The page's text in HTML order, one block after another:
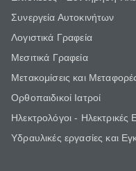
Συνεργεία Αυτοκινήτων
Λογιστικά Γραφεία
Μεσιτικά Γραφεία
Μετακομίσεις και
Ορθοπαιδικοί Ιατροί
Ηλεκτρολόγοι - Ηλεκτρικές
Υδραυλικές εργασίες και